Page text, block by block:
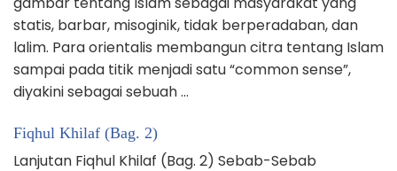
statis, barbar, misoginik, tidak berperadaban, dan
lalim. Para orientalis membangun citra tentang Islam
sampai pada titik menjadi satu “common sense”,
diyakini sebagai sebuah …
Fiqhul Khilaf (Bag. 2)
Lanjutan Fiqhul Khilaf (Bag. 2) Sebab-Sebab